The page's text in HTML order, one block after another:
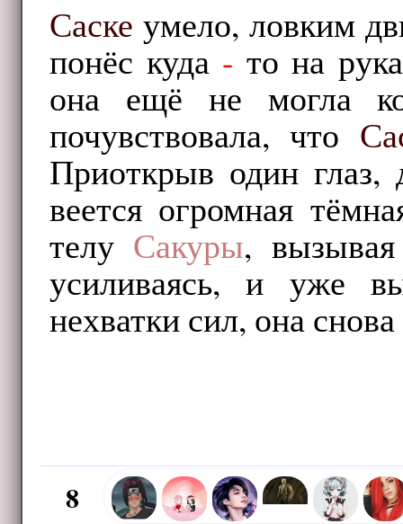
Саске умело, ловким
понёс куда - то на
она ещё не могла
почувствовала, что
Приоткрыв один глаз,
веется огромная
телу Сакуры,
усиливаясь, и уже
нехватки сил, она
8